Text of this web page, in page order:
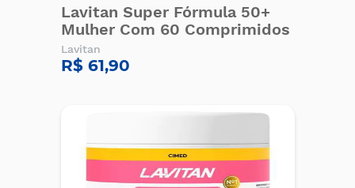
Lavitan Super Fórmula 50+
Mulher Com 60 Comprimidos
Lavitan
R$ 61,90